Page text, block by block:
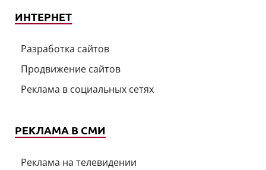
ИНТЕРНЕТ
Разработка сайтов
Продвижение сайтов
Реклама в социальных сетях
РЕКЛАМА В СМИ
Реклама на телевидении